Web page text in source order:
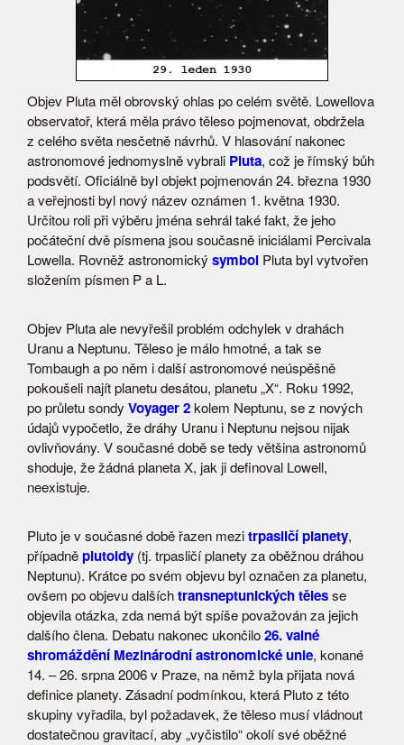
Objev Pluta měl obrovský ohlas po celém světě. Lowellova
observatoř, která měla právo těleso pojmenovat, obdržela
z celého světa nesčetně návrhů. V hlasování nakonec
astronomové jednomyslně vybrali Pluta, což je římský bůh
podsvětí. Oficiálně byl objekt pojmenován 24. března 1930
a veřejnosti byl nový název oznámen 1. května 1930.
Určitou roli při výběru jména sehrál také fakt, že jeho
počáteční dvě písmena jsou současně iniciálami Percivala
Lowella. Rovněž astronomický symbol Pluta byl vytvořen
složením písmen P a L.
Objev Pluta ale nevyřešil problém odchylek v drahách
Uranu a Neptunu. Těleso je málo hmotné, a tak se
Tombaugh a po něm i další astronomové neúspěšně
pokoušeli najít planetu desátou, planetu „X“. Roku 1992,
po průletu sondy Voyager 2kolem Neptunu, se z nových
údajů vypočetlo, že dráhy Uranu i Neptunu nejsou nijak
ovlivňovány. V současné době se tedy většina astronomů
shoduje, že žádná planeta X, jak ji definoval Lowell,
neexistuje.
Pluto je v současné době řazen mezitrpasličí planety,
případněplutoidy (tj. trpasličí planety za oběžnou dráhou
Neptunu). Krátce po svém objevu byl označen za planetu,
ovšem po objevu dalšíchtransneptunických tělesse
objevila otázka, zda nemá být spíše považován za jejich
dalšího člena. Debatu nakonec ukončilo26. valné
shromáždění Mezinárodní astronomické unie, konané
14. – 26. srpna 2006 v Praze, na němž byla přijata nová
definice planety. Zásadní podmínkou, která Pluto z této
skupiny vyřadila, byl požadavek, že těleso musí vládnout
dostatečnou gravitací, aby „vyčistilo“ okolí své oběžné